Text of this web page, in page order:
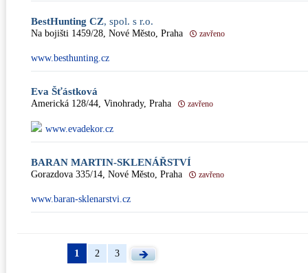
BestHunting CZ, spol. s r.o.
Na bojišti 1459/28, Nové Město, Praha zavřeno
www.besthunting.cz
Eva Šťástková
Americká 128/44, Vinohrady, Praha zavřeno
www.evadekor.cz
BARAN MARTIN-SKLENÁŘSTVÍ
Gorazdova 335/14, Nové Město, Praha zavřeno
www.baran-sklenarstvi.cz
1 2 3